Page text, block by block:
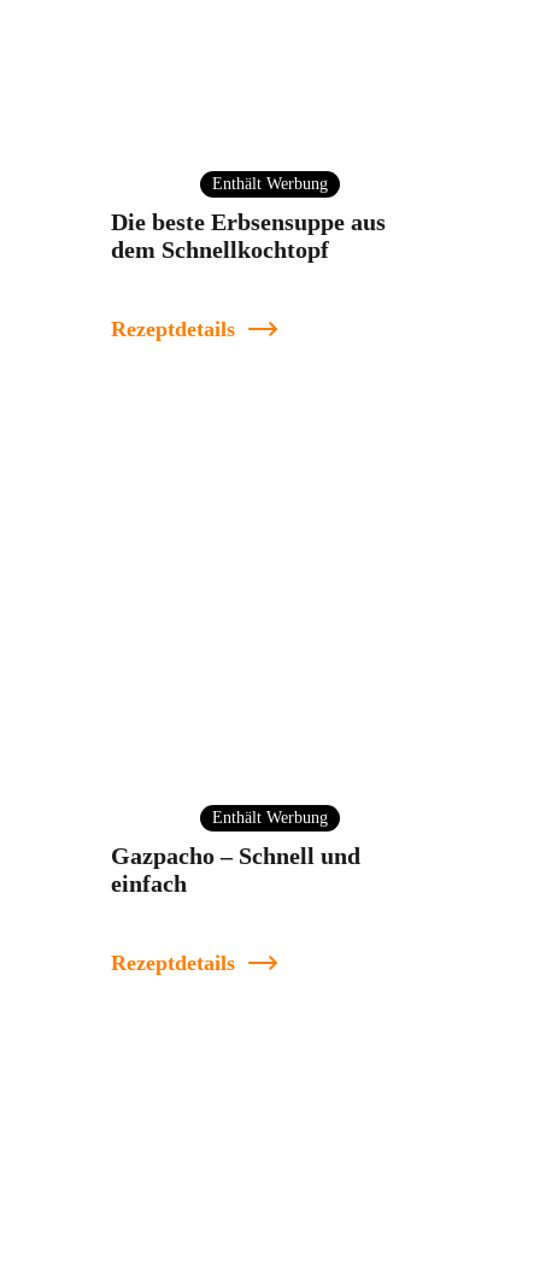
Enthält Werbung
Die beste Erbsensuppe aus
dem Schnellkochtopf
Rezeptdetails
Enthält Werbung
Gazpacho – Schnell und
einfach
Rezeptdetails